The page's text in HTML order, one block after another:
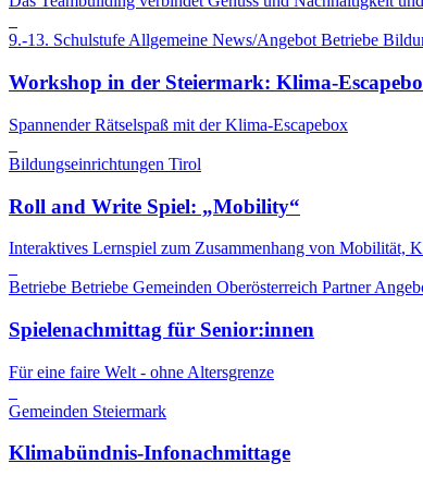
9.-13. Schulstufe Allgemeine News/Angebot Betriebe
Workshop in der Steiermark: Klima-
Spannender Rätselspaß mit der Klima-Escapebox
Bildungseinrichtungen Tirol
Roll and Write Spiel: „Mobility“
Interaktives Lernspiel zum Zusammenhang von Mobilität,
Betriebe Betriebe Gemeinden Oberösterreich Partner
Spielenachmittag für Senior:innen
Für eine faire Welt - ohne Altersgrenze
Gemeinden Steiermark
Klimabündnis-Infonachmittage